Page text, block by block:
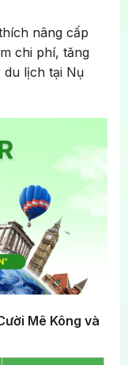
nâng cấp
chi phí, tăng
lịch tại Nụ
Mê Kông và